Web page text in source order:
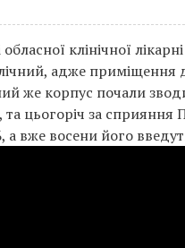
обласної клінічної
адже приміщення
же корпус почали
та цьогоріч за
а вже восени його